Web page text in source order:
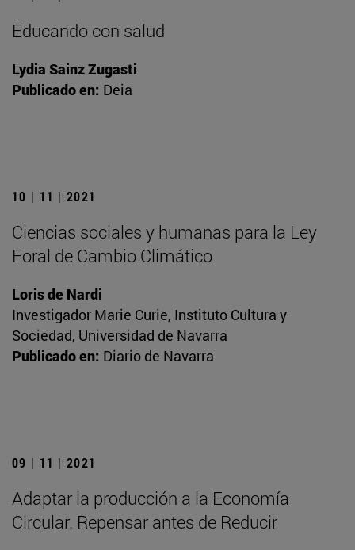
Educando con salud
Lydia Sainz Zugasti
Publicado en: Deia
10 | 11 | 2021
Ciencias sociales y humanas para la Ley
Foral de Cambio Climático
Loris de Nardi
Investigador Marie Curie, Instituto Cultura y
Sociedad, Universidad de Navarra
Publicado en: Diario de Navarra
09 | 11 | 2021
Adaptar la producción a la Economía
Circular. Repensar antes de Reducir